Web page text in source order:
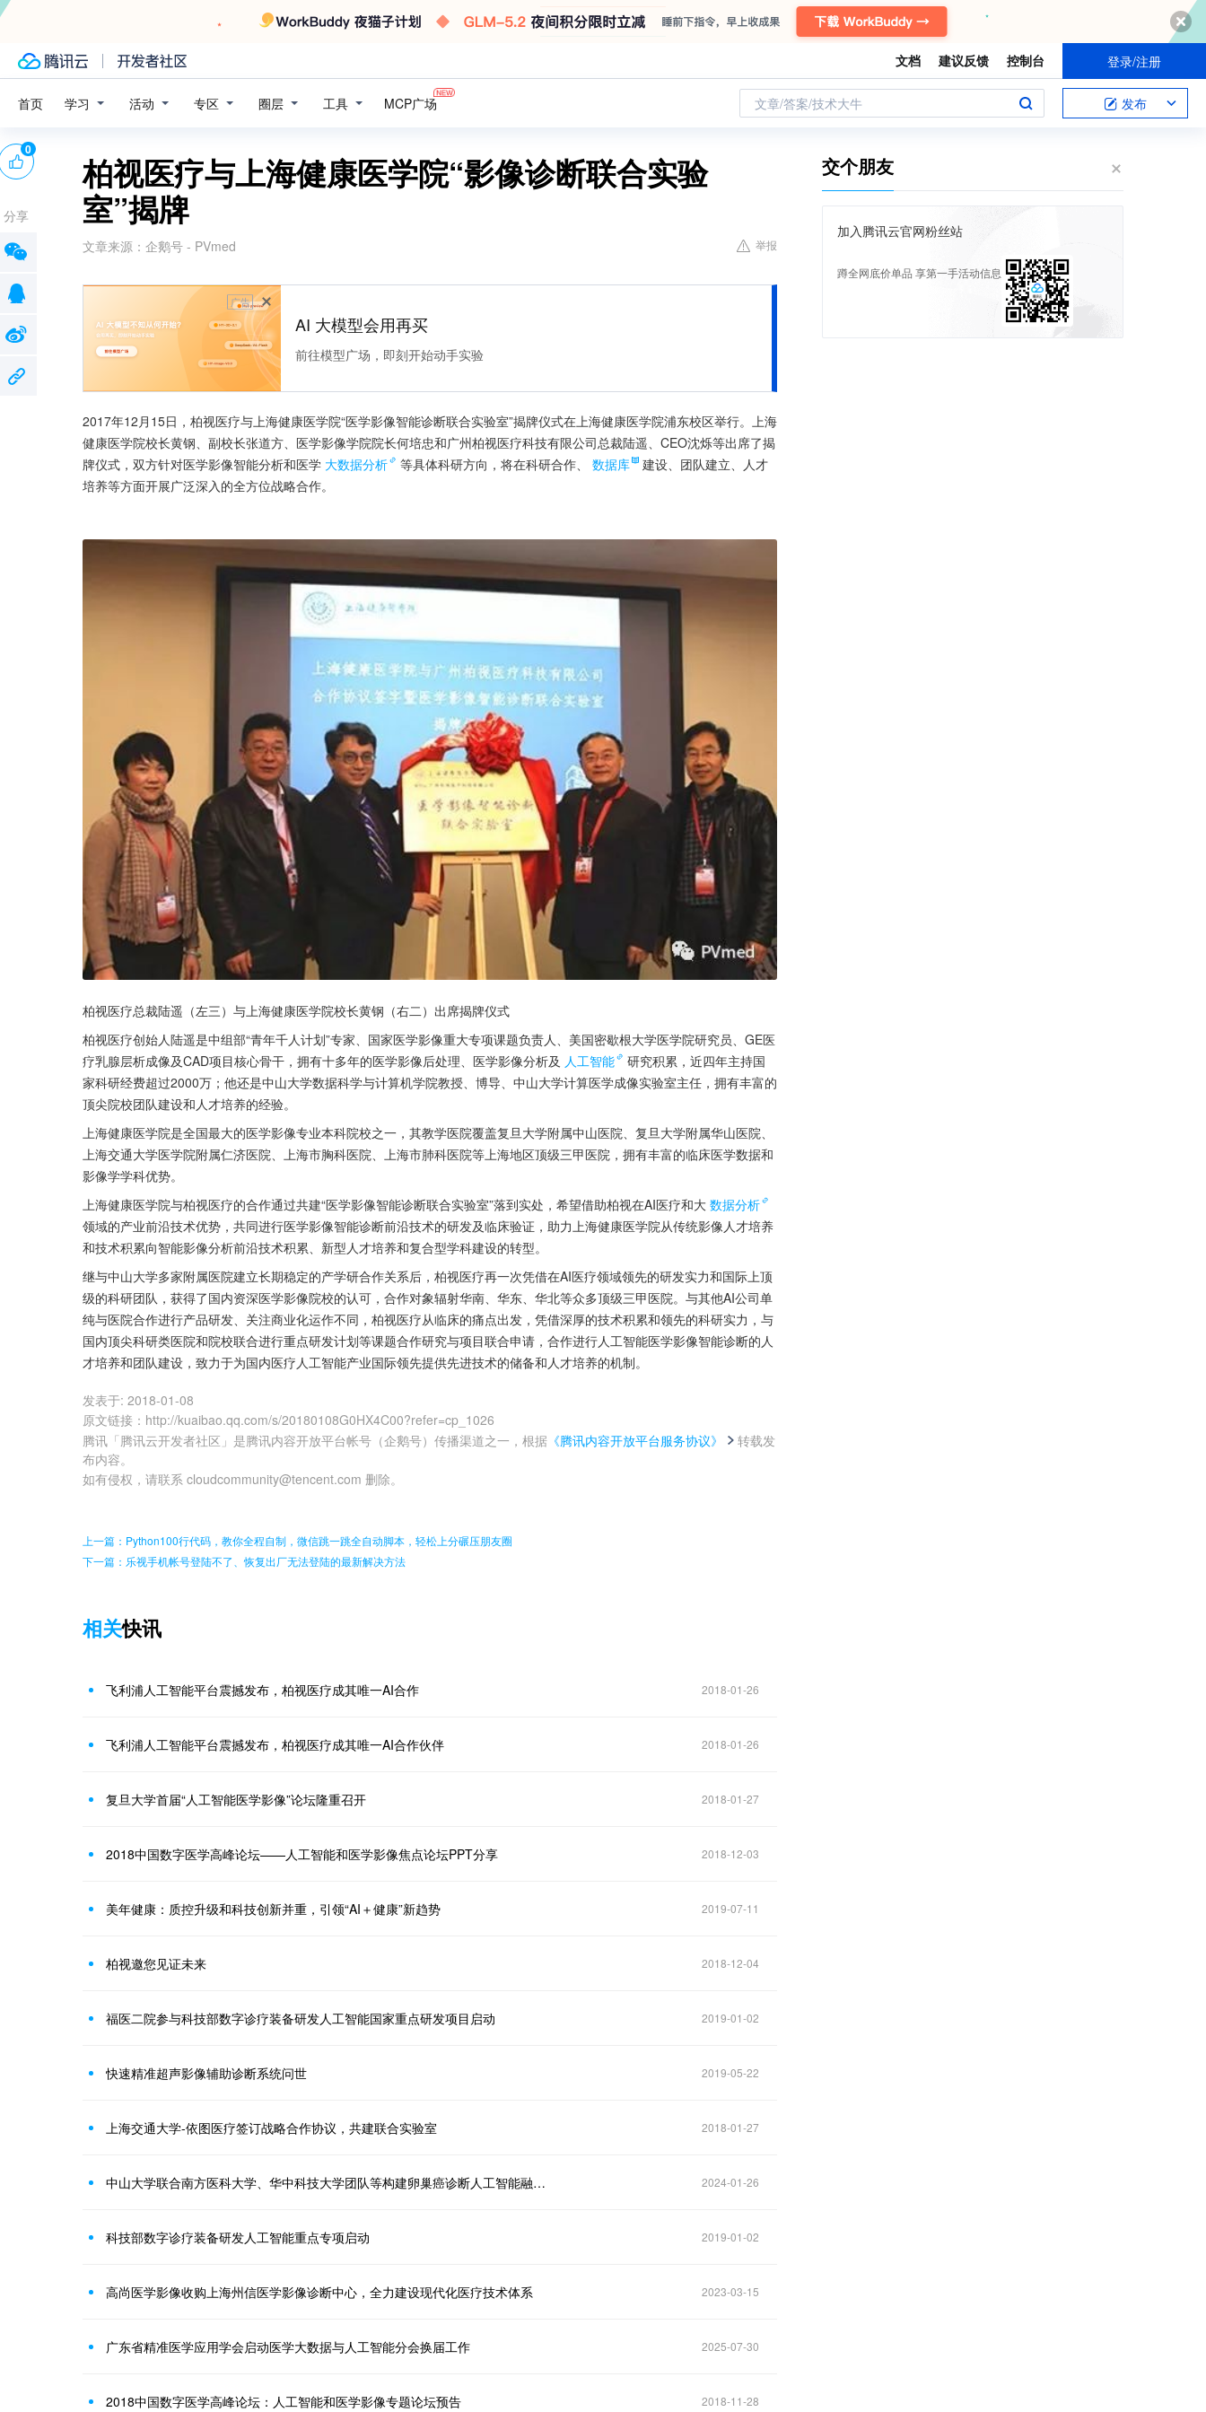
文档 建议反馈 控制台 登录/注册
首页 学习 活动 专区 圈层 工具 MCP广场 文章/答案/技术大牛 发布
柏视医疗与上海健康医学院“影像诊断联合实验
室”揭牌
文章来源： 企鹅号 - PVmed 举报
广告
AI 大模型会用再买
前往模型广场，即刻开始动手实验
2017年12月15日，柏视医疗与上海健康医学院“医学影像智能诊断联合实验室”揭牌仪式在上海健康医学院浦东校区举行。上海
健康医学院校长黄钢、副校长张道方、医学影像学院院长何培忠和广州柏视医疗科技有限公司总裁陆遥、CEO沈烁等出席了揭
牌仪式，双方针对医学影像智能分析和医学 大数据分析 等具体科研方向，将在科研合作、 数据库
建设、团队建立、人才
培养等方面开展广泛深入的全方位战略合作。
柏视医疗总裁陆遥（左三）与上海健康医学院校长黄钢（右二）出席揭牌仪式
柏视医疗创始人陆遥是中组部“青年千人计划”专家、国家医学影像重大专项课题负责人、美国密歇根大学医学院研究员、GE医
疗乳腺层析成像及CAD项目核心骨干，拥有十多年的医学影像后处理、医学影像分析及 人工智能
研究积累，近四年主持国
家科研经费超过2000万；他还是中山大学数据科学与计算机学院教授、博导、中山大学计算医学成像实验室主任，拥有丰富的
顶尖院校团队建设和人才培养的经验。
上海健康医学院是全国最大的医学影像专业本科院校之一，其教学医院覆盖复旦大学附属中山医院、复旦大学附属华山医院、
上海交通大学医学院附属仁济医院、上海市胸科医院、上海市肺科医院等上海地区顶级三甲医院，拥有丰富的临床医学数据和
影像学学科优势。
上海健康医学院与柏视医疗的合作通过共建“医学影像智能诊断联合实验室”落到实处，希望借助柏视在AI医疗和大 数据分析
领域的产业前沿技术优势，共同进行医学影像智能诊断前沿技术的研发及临床验证，助力上海健康医学院从传统影像人才培养
和技术积累向智能影像分析前沿技术积累、新型人才培养和复合型学科建设的转型。
继与中山大学多家附属医院建立长期稳定的产学研合作关系后，柏视医疗再一次凭借在AI医疗领域领先的研发实力和国际上顶
级的科研团队，获得了国内资深医学影像院校的认可，合作对象辐射华南、华东、华北等众多顶级三甲医院。与其他AI公司单
纯与医院合作进行产品研发、关注商业化运作不同，柏视医疗从临床的痛点出发，凭借深厚的技术积累和领先的科研实力，与
国内顶尖科研类医院和院校联合进行重点研发计划等课题合作研究与项目联合申请，合作进行人工智能医学影像智能诊断的人
才培养和团队建设，致力于为国内医疗人工智能产业国际领先提供先进技术的储备和人才培养的机制。
发表于: 2018-01-08
原文链接 ： http://kuaibao.qq.com/s/20180108G0HX4C00?refer=cp_1026
腾讯「腾讯云开发者社区」是腾讯内容开放平台帐号（企鹅号）传播渠道之一，根据 《腾讯内容开放平台服务协议》
转载发
布内容。
如有侵权，请联系 cloudcommunity@tencent.com 删除。
0
分享
上一篇：Python100行代码，教你全程自制，微信跳一跳全自动脚本，轻松上分碾压朋友圈
下一篇：乐视手机帐号登陆不了、恢复出厂无法登陆的最新解决方法
相关快讯
飞利浦人工智能平台震撼发布，柏视医疗成其唯一AI合作 2018-01-26
飞利浦人工智能平台震撼发布，柏视医疗成其唯一AI合作伙伴 2018-01-26
复旦大学首届“人工智能医学影像”论坛隆重召开 2018-01-27
2018中国数字医学高峰论坛——人工智能和医学影像焦点论坛PPT分享 2018-12-03
美年健康：质控升级和科技创新并重，引领“AI＋健康”新趋势 2019-07-11
柏视邀您见证未来 2018-12-04
福医二院参与科技部数字诊疗装备研发人工智能国家重点研发项目启动 2019-01-02
快速精准超声影像辅助诊断系统问世 2019-05-22
上海交通大学-依图医疗签订战略合作协议，共建联合实验室 2018-01-27
中山大学联合南方医科大学、华中科技大学团队等构建卵巢癌诊断人工智能融合模型，成果发表于《柳叶刀·数字健康》 2024-01-26
科技部数字诊疗装备研发人工智能重点专项启动 2019-01-02
高尚医学影像收购上海州信医学影像诊断中心，全力建设现代化医疗技术体系 2023-03-15
广东省精准医学应用学会启动医学大数据与人工智能分会换届工作 2025-07-30
2018中国数字医学高峰论坛：人工智能和医学影像专题论坛预告 2018-11-28
交个朋友
加入腾讯云官网粉丝站
蹲全网底价单品 享第一手活动信息